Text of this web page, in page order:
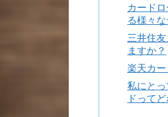
カード
る様々
三井住
ますか？
楽天カー
私にと
ドって